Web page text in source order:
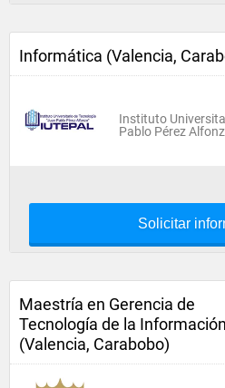
Informática (Valencia,
Instituto
Pablo Pérez
Solicitar
Maestría en Gerencia de
Tecnología de la Información
(Valencia, Carabobo)